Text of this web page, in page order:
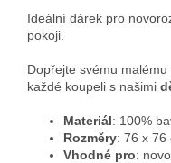
Ideální dárek pro
pokoji.
Dopřejte svému
každé koupeli s našimi
Materiál: 100%
Rozměry: 76 x 76
Vhodné pro: